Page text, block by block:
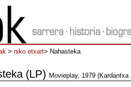
> niko etxart> Nahasteka
(LP) Movieplay, 1979 (Kardantxa